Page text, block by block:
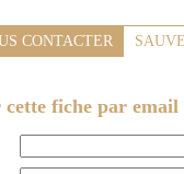
CONTACTER
fiche par email